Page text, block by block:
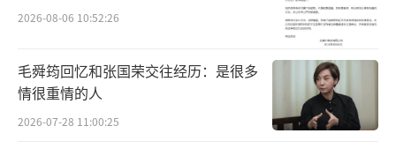
年度十大歌曲汇聚了过去一年中具有广泛
传播度和深刻情感共鸣的佳作，包括年初王菲
2026-08-06 10:52:26
毛舜筠回忆和张国荣交往经历：是很多
情很重情的人
2026-07-28 11:00:25